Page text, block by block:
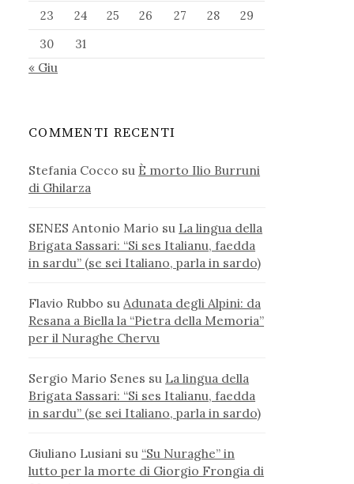
23
24 25 26 27 28
29
30
31
« Giu
COMMENTI RECENTI
Stefania Cocco su È morto Ilio Burruni
di Ghilarza
SENES Antonio Mario su La lingua della
Brigata Sassari: “Si ses Italianu, faedda
in sardu” (se sei Italiano, parla in sardo)
Flavio Rubbo su Adunata degli Alpini: da
Resana a Biella la “Pietra della Memoria”
per il Nuraghe Chervu
Sergio Mario Senes su La lingua della
Brigata Sassari: “Si ses Italianu, faedda
in sardu” (se sei Italiano, parla in sardo)
Giuliano Lusiani su “Su Nuraghe” in
lutto per la morte di Giorgio Frongia di